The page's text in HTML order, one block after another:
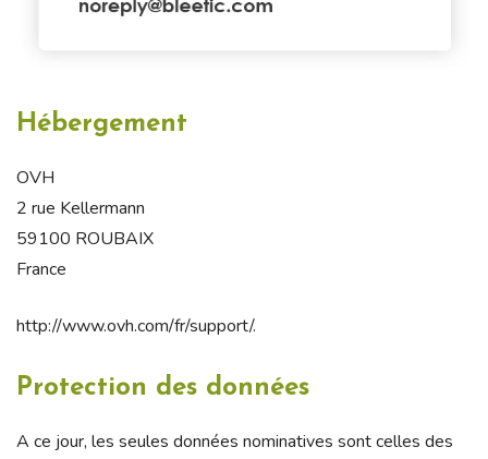
Hébergement
OVH
2 rue Kellermann
59100 ROUBAIX
France
http://www.ovh.com/fr/support/.
Protection des données
A ce jour, les seules données nominatives sont celles des